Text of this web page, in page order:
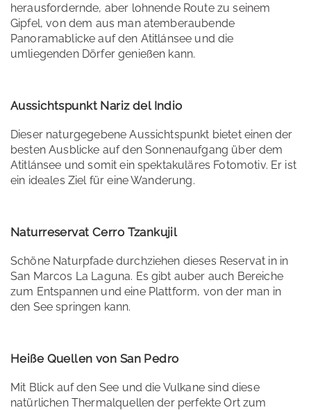
herausfordernde, aber lohnende Route zu seinem
Gipfel, von dem aus man atemberaubende
Panoramablicke auf den Atitlánsee und die
umliegenden Dörfer genießen kann.
Aussichtspunkt Nariz del Indio
Dieser naturgegebene Aussichtspunkt bietet einen der
besten Ausblicke auf den Sonnenaufgang über dem
Atitlánsee und somit ein spektakuläres Fotomotiv. Er ist
ein ideales Ziel für eine Wanderung.
Naturreservat Cerro Tzankujil
Schöne Naturpfade durchziehen dieses Reservat in in
San Marcos La Laguna. Es gibt auber auch Bereiche
zum Entspannen und eine Plattform, von der man in
den See springen kann.
Heiße Quellen von San Pedro
Mit Blick auf den See und die Vulkane sind diese
natürlichen Thermalquellen der perfekte Ort zum